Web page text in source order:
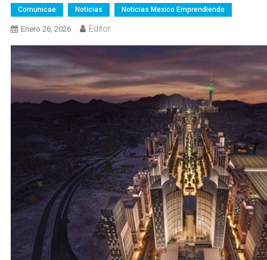
Comunicae Noticias Noticias Mexico Emprendiendo
Enero 26, 2026 Editor